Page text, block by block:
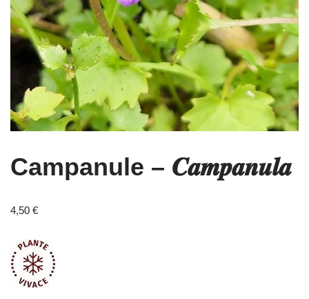
Campanule – 𝑪𝒂𝒎𝒑𝒂𝒏𝒖𝒍𝒂
4,50 €